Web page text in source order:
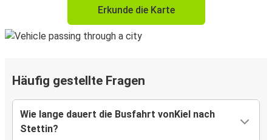
Erkunde die Karte
Häufig gestellte Fragen
Wie lange dauert die Busfahrt vonKiel nach
Stettin?